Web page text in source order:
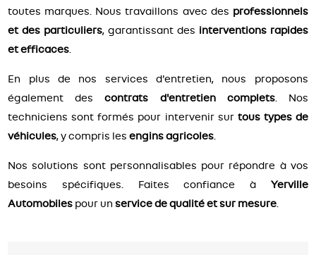
toutes marques. Nous travaillons avec des professionnels
et des particuliers, garantissant des interventions rapides
et efficaces
En plus de nos services d'entretien, nous proposons
également descontrats d'entretien complets. Nos
techniciens sont formés pour intervenir sur tous types de
véhicules, y compris lesengins agricoles
Nos solutions sont personnalisables pour répondre à vos
besoins spécifiques. Faites confiance à Yerville
Automobiles pour unservice de qualité et sur mesure